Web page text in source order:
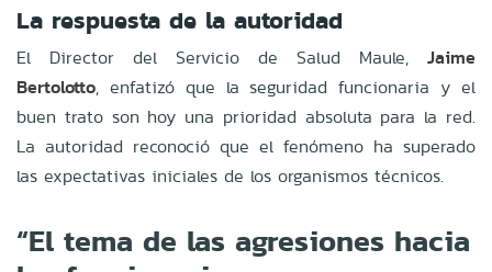
La respuesta de la autoridad
El Director del Servicio de Salud Maule, Jaime
Bertolotto, enfatizó que la seguridad funcionaria y el
buen trato son hoy una prioridad absoluta para la red.
La autoridad reconoció que el fenómeno ha superado
las expectativas iniciales de los organismos técnicos.
“El tema de las agresiones hacia